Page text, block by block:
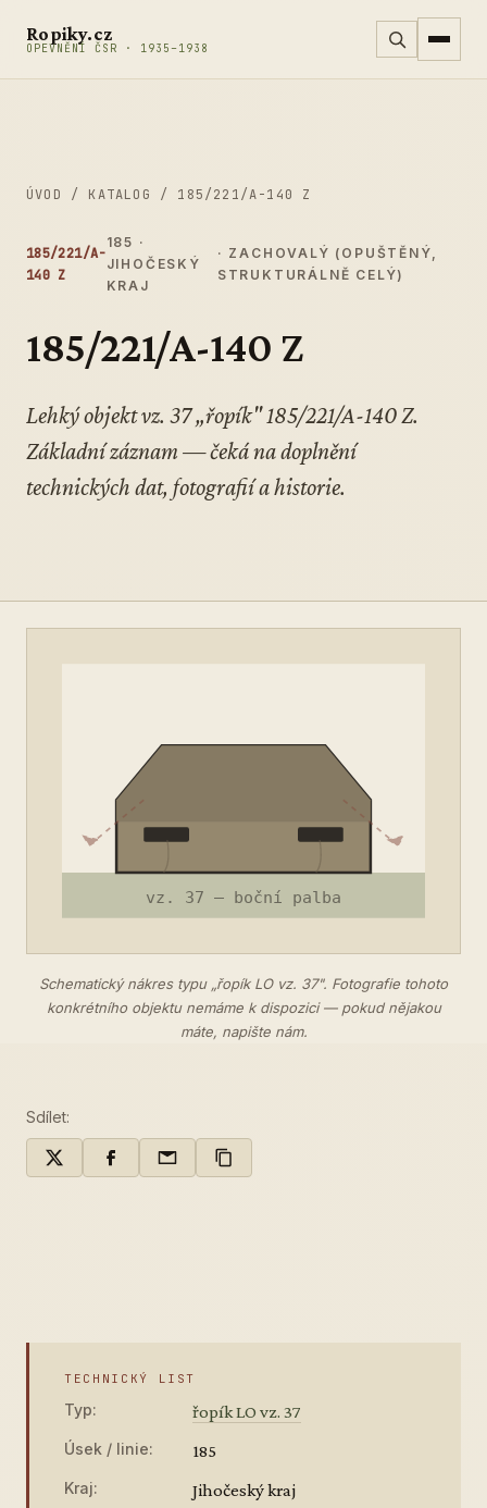
Ropiky.cz
OPEVNĚNÍ ČSR · 1935–1938
ÚVOD / KATALOG / 185/221/A-140 Z
185/221/A-
140 Z
185 ·
JIHOČESKÝ
KRAJ
· ZACHOVALÝ (OPUŠTĚNÝ,
STRUKTURÁLNĚ CELÝ)
185/221/A-140 Z
Lehký objekt vz. 37 „řopík" 185/221/A-140 Z.
Základní záznam — čeká na doplnění
technických dat, fotografií a historie.
Schematický nákres typu „řopík LO vz. 37". Fotografie tohoto
konkrétního objektu nemáme k dispozici — pokud nějakou
máte, napište nám.
Sdílet:
TECHNICKÝ LIST
Typ: řopík LO vz. 37
Úsek / linie: 185
Kraj: Jihočeský kraj